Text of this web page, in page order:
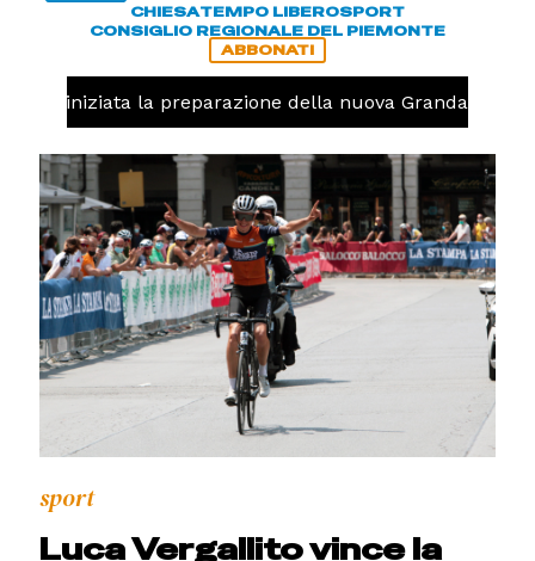
CHIESATEMPO LIBEROSPORT
CONSIGLIO REGIONALE DEL PIEMONTE
ABBONATI
iniziata la preparazione della nuova Granda Volley
sport
Luca Vergallito vince la